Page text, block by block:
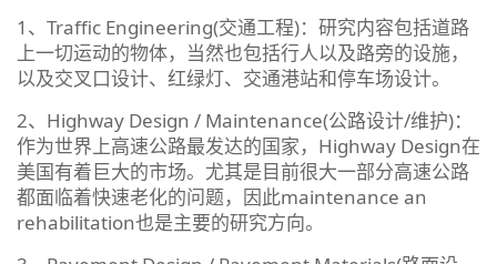
1、Traffic Engineering(交通工程)：研究内容包括道路
上一切运动的物体，当然也包括行人以及路旁的设施，
以及交叉口设计、红绿灯、交通港站和停车场设计。
2、Highway Design / Maintenance(公路设计/维护)：
作为世界上高速公路最发达的国家，Highway Design在
美国有着巨大的市场。尤其是目前很大一部分高速公路
都面临着快速老化的问题，因此maintenance an
rehabilitation也是主要的研究方向。